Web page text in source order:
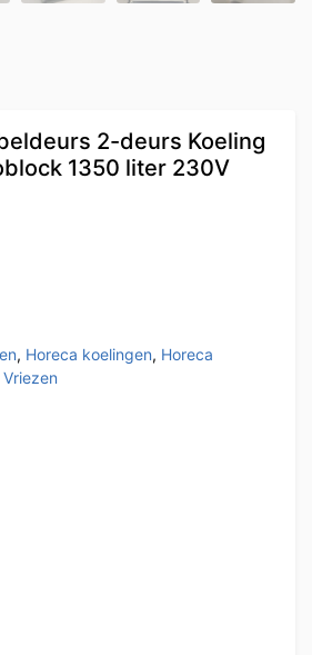
2-deurs Koeling
1350 liter 230V
, Horeca koelingen, Horeca
Vriezen